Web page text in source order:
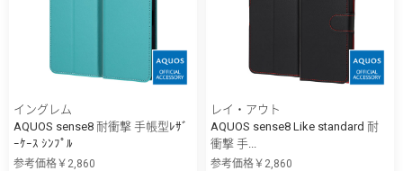
イングレム
AQUOS sense8 耐衝撃 手帳型ﾚｻﾞ
ｰｹｰｽ ｼﾝﾌﾟﾙ
参考価格￥2,860
レイ・アウト
AQUOS sense8 Like standard 耐
衝撃 手...
参考価格￥2,860